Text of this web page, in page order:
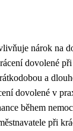
nárok na
dovolené
a
dovolené v
během
při